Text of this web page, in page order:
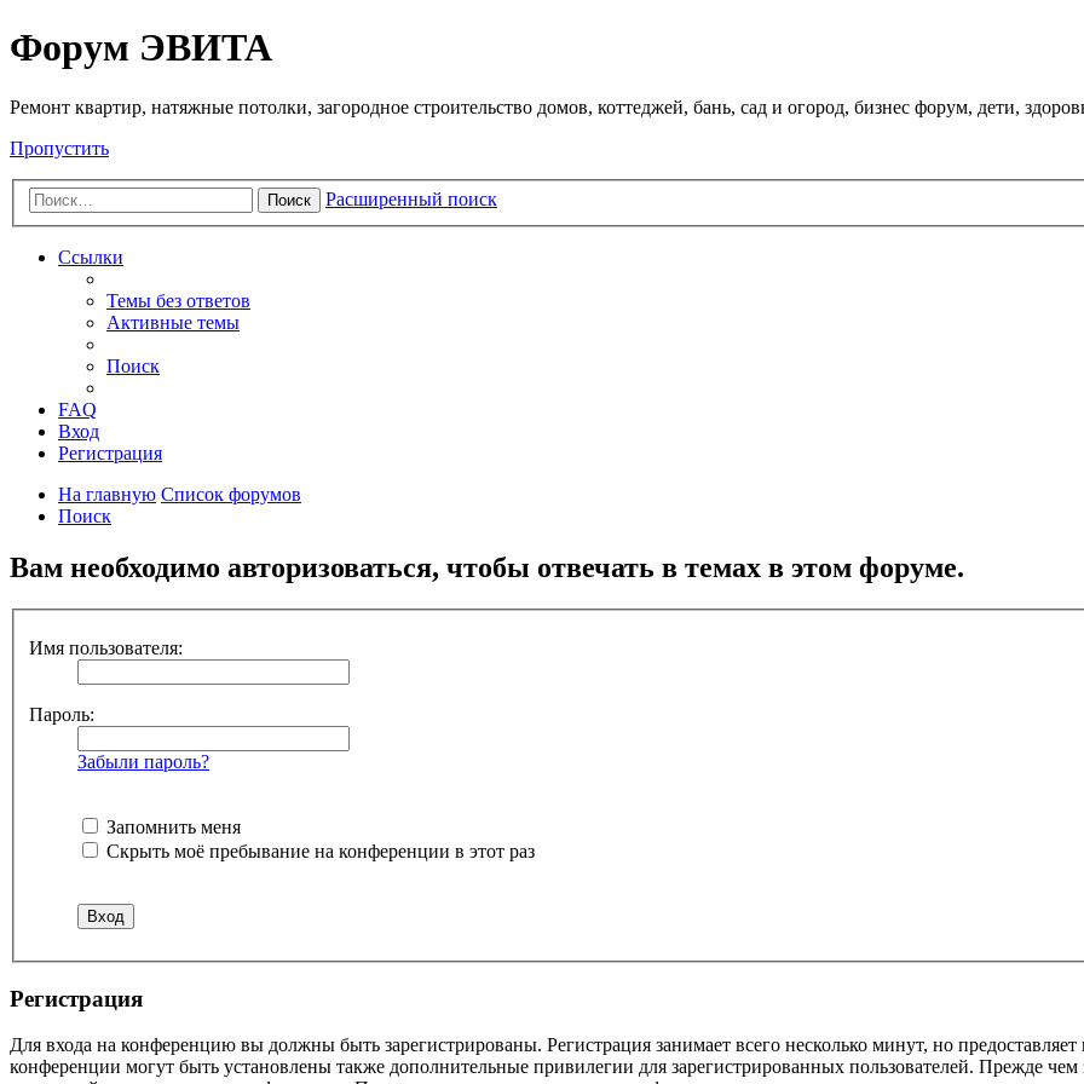
Регистрация
Форум ЭВИТА
Ремонт квартир, натяжные потолки, загородное строительство домов, коттеджей, бань, сад и огород, бизнес форум, дети,
Пропустить
Поиск Расширенный поиск
Ссылки
Темы без ответов
Активные темы
Поиск
FAQ
Вход
Регистрация
На главную Список форумов
Поиск
Вам необходимо авторизоваться, чтобы отвечать в темах в этом форуме.
Имя пользователя:
Пароль:
Забыли пароль?
Запомнить меня
Скрыть моё пребывание на конференции в этот раз
Регистрация
Для входа на конференцию вы должны быть зарегистрированы. Регистрация занимает всего несколько минут, но
конференции могут быть установлены также дополнительные привилегии для зарегистрированных пользователей. Прежде чем